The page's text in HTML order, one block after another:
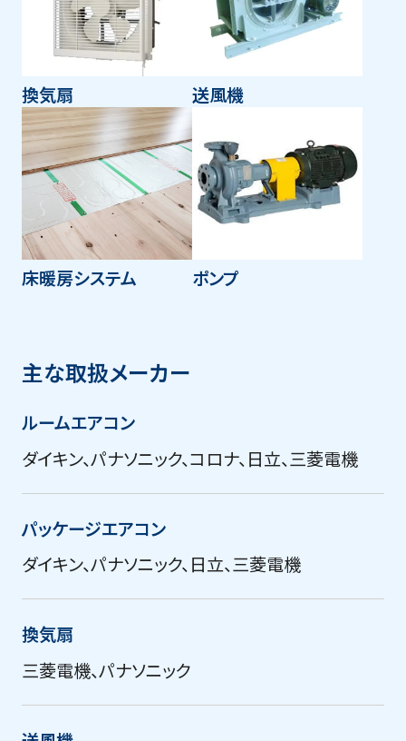
換気扇 送風機
床暖房システム ポンプ
主な取扱メーカー
ルームエアコン
ダイキン、パナソニック、コロナ、日立、三菱電機
パッケージエアコン
ダイキン、パナソニック、日立、三菱電機
換気扇
三菱電機、パナソニック